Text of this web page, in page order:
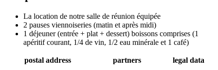
La location de notre salle de réunion équipée
2 pauses viennoiseries (matin et après midi)
1 déjeuner (entrée + plat + dessert) boissons comprises (1
apéritif courant, 1/4 de vin, 1/2 eau minérale et 1 café)
postal address partners legal data